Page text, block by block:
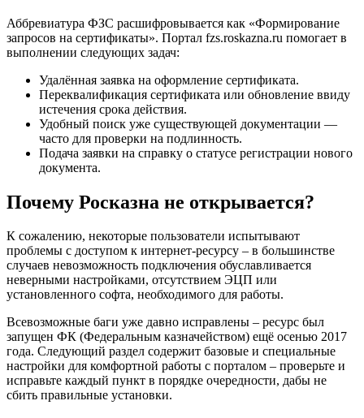
Аббревиатура ФЗС расшифровывается как «Формирование
запросов на сертификаты». Портал fzs.roskazna.ru помогает в
выполнении следующих задач:
Удалённая заявка на оформление сертификата.
Переквалификация сертификата или обновление ввиду
истечения срока действия.
Удобный поиск уже существующей документации —
часто для проверки на подлинность.
Подача заявки на справку о статусе регистрации нового
документа.
Почему Росказна не открывается?
К сожалению, некоторые пользователи испытывают
проблемы с доступом к интернет-ресурсу – в большинстве
случаев невозможность подключения обуславливается
неверными настройками, отсутствием ЭЦП или
установленного софта, необходимого для работы.
Всевозможные баги уже давно исправлены – ресурс был
запущен ФК (Федеральным казначейством) ещё осенью 2017
года. Следующий раздел содержит базовые и специальные
настройки для комфортной работы с порталом – проверьте и
исправьте каждый пункт в порядке очередности, дабы не
сбить правильные установки.